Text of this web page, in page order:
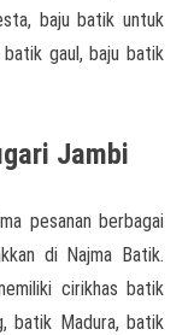
baju batik untuk
gaul, baju batik
Jambi
pesanan berbagai
di Najma Batik.
cirikhas batik
batik Madura, batik